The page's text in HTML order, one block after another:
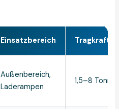
Einsatzbereich Tragkraft
Außenbereich,
Laderampen
1,5–8